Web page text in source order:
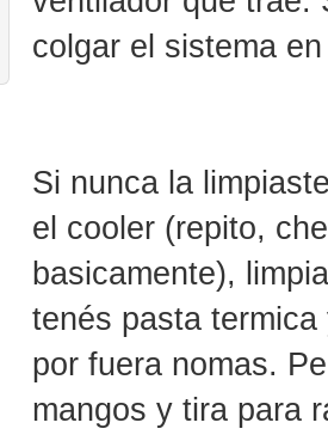
colgar el sistema
Si nunca la
el cooler (repito,
basicamente),
tenés pasta
por fuera nomas.
mangos y tira para